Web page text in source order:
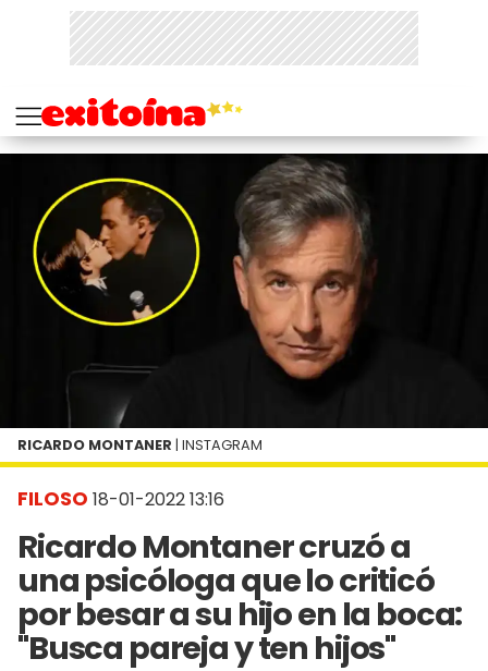
FILOSO 18-01-2022 13:16
Ricardo Montaner cruzó a
una psicóloga que lo criticó
por besar a su hijo en la boca:
"Busca pareja y ten hijos"
RICARDO MONTANER | INSTAGRAM